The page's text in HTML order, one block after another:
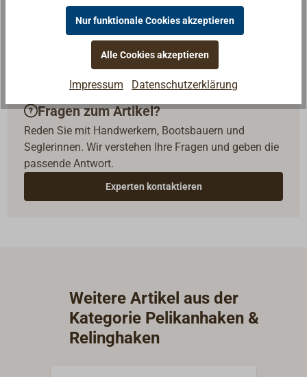
Fragen zum Artikel?
Reden Sie mit Handwerkern, Bootsbauern und
Seglerinnen. Wir verstehen Ihre Fragen und geben die
passende Antwort.
Experten kontaktieren
Weitere Artikel aus der
Kategorie Pelikanhaken &
Relinghaken
Nur funktionale Cookies akzeptieren
Alle Cookies akzeptieren
Impressum Datenschutzerklärung